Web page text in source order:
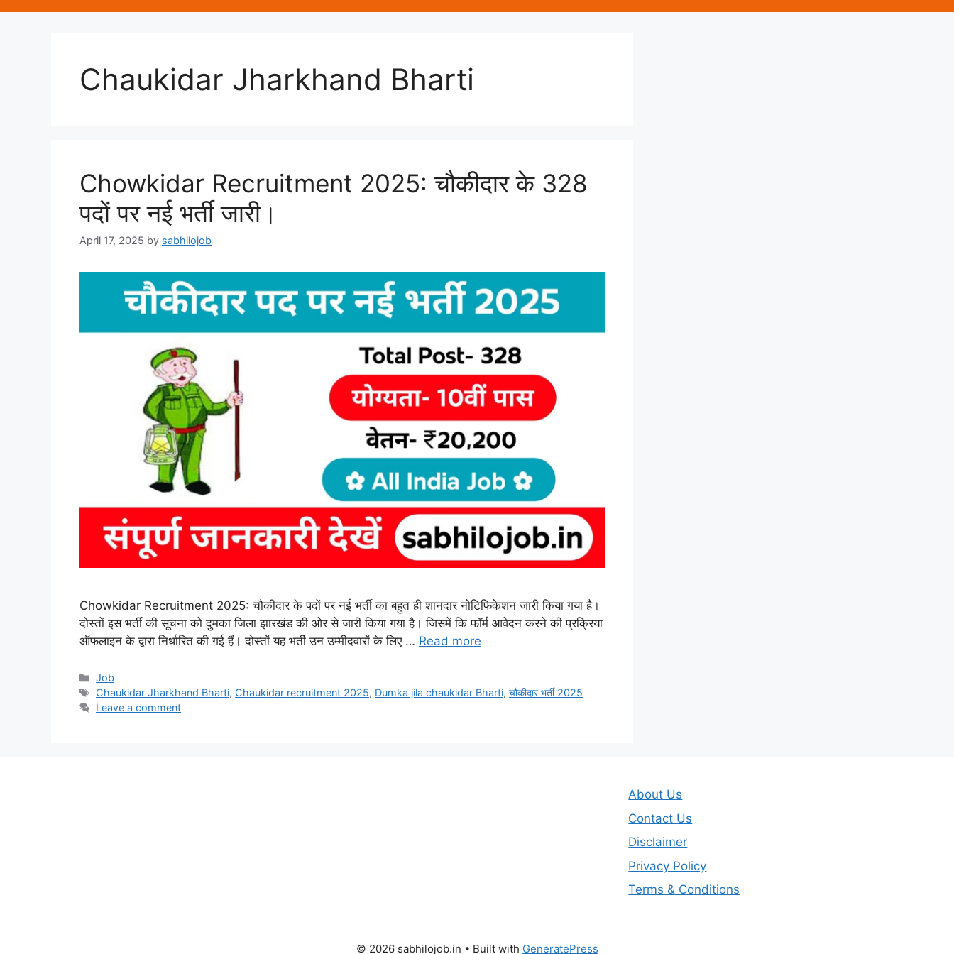
Chaukidar Jharkhand Bharti
Chowkidar Recruitment 2025: चौकीदार के 328
पदों पर नई भर्ती जारी।
April 17, 2025 by sabhilojob
Chowkidar Recruitment 2025: चौकीदार के पदों पर नई भर्ती का बहुत ही शानदार नोटिफिकेशन जारी किया गया है।
दोस्तों इस भर्ती की सूचना को दुमका जिला झारखंड की ओर से जारी किया गया है। जिसमें कि फॉर्म आवेदन करने की प्रक्रिया
ऑफलाइन के द्वारा निर्धारित की गई हैं। दोस्तों यह भर्ती उन उम्मीदवारों के लिए … Read more
Categories
Job
Tags
Chaukidar Jharkhand Bharti, Chaukidar recruitment 2025, Dumka jila chaukidar Bharti,चौकीदार भर्ती 2025
Leave a comment
About Us
Contact Us
Disclaimer
Privacy Policy
Terms & Conditions
© 2026 sabhilojob.in • Built with GeneratePress